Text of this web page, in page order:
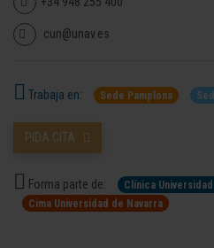
cun@unav.es
Trabaja en: Sede Pamplona
PIDA CITA
Forma parte de:
Clínica
Cima Universidad de Navarra